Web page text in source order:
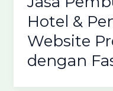
Hotel &
Website
dengan